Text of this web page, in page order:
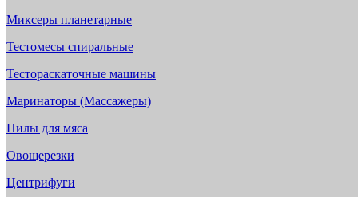
Миксеры планетарные
Тестомесы спиральные
Тестораскаточные машины
Маринаторы (Массажеры)
Пилы для мяса
Овощерезки
Центрифуги